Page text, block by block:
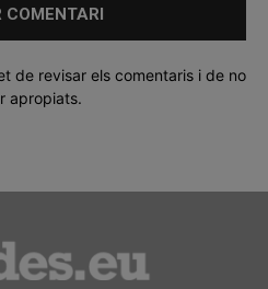
de revisar els comentaris i de no
apropiats.